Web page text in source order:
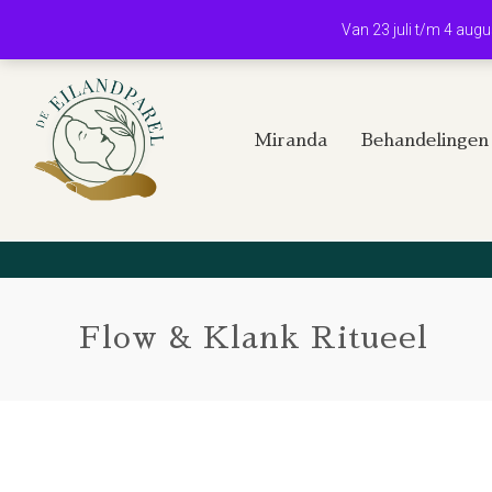
Van 23 juli t/m 4
Miranda Behandelingen
Flow & Klank Ritueel